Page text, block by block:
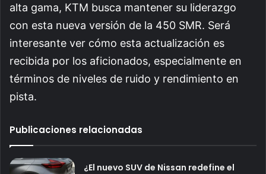
alta gama, KTM busca mantener su liderazgo
con esta nueva versión de la 450 SMR. Será
interesante ver cómo esta actualización es
recibida por los aficionados, especialmente en
términos de niveles de ruido y rendimiento en
pista.
Publicaciones relacionadas
¿El nuevo SUV de Nissan redefine el